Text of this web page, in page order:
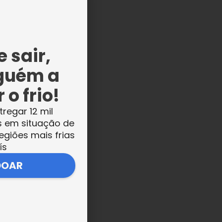
sair,
a
o frio!
12 mil
em situação de
mais frias